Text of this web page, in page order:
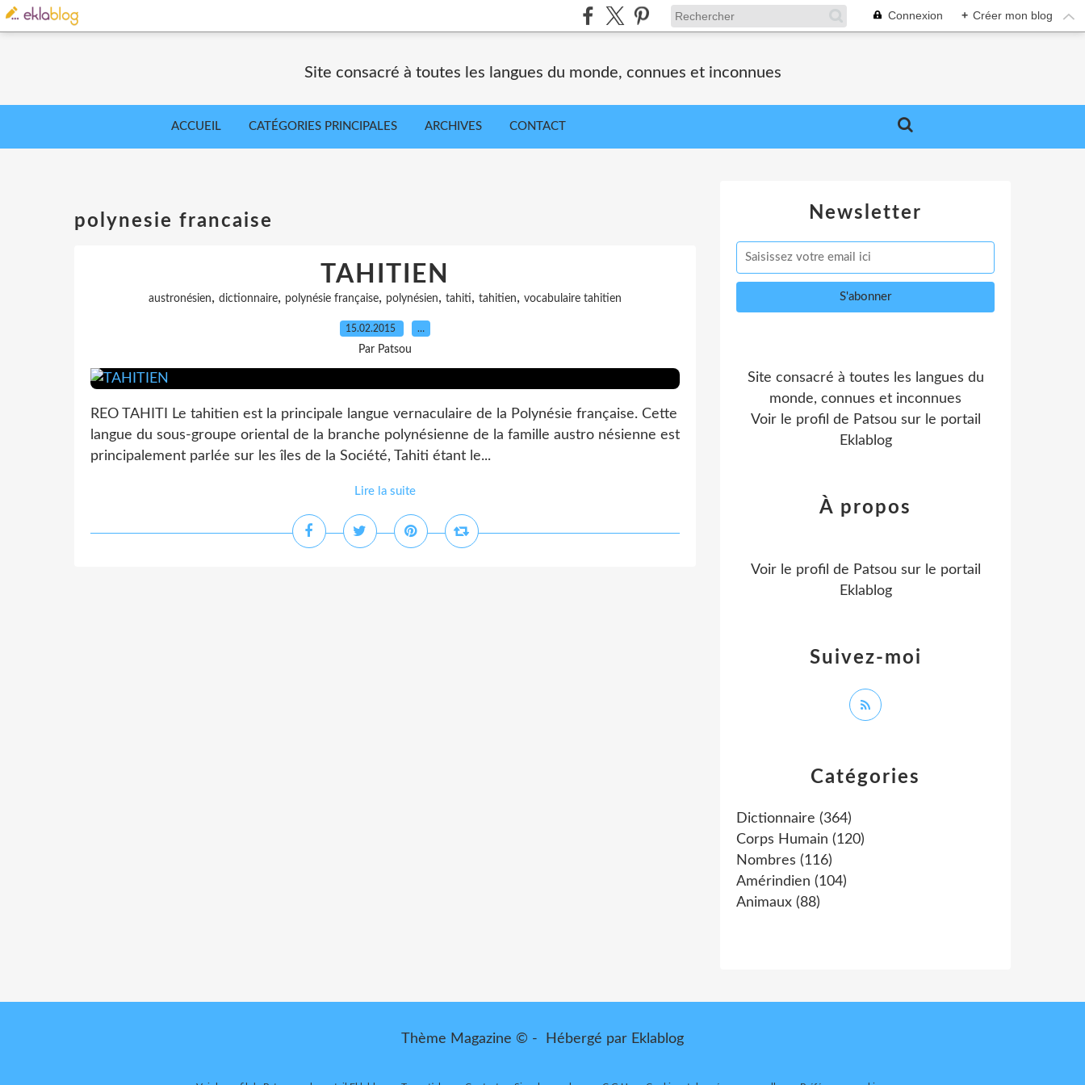
Connexion + Créer mon blog
Site consacré à toutes les langues du monde, connues et inconnues
ACCUEIL CATÉGORIES PRINCIPALES ARCHIVES CONTACT
polynesie francaise
TAHITIEN
austronésien, dictionnaire, polynésie française, polynésien, tahiti, tahitien, vocabulaire tahitien
15.02.2015 …
Par Patsou
REO TAHITI Le tahitien est la principale langue vernaculaire de la Polynésie française. Cette
langue du sous-groupe oriental de la branche polynésienne de la famille austro nésienne est
principalement parlée sur les îles de la Société, Tahiti étant le...
Lire la suite
Newsletter
Catégories
Dictionnaire (364)
Corps Humain (120)
Nombres (116)
Amérindien (104)
Animaux (88)
Site consacré à toutes les langues du
monde, connues et inconnues
Voir le profil de Patsou sur le portail
Eklablog
Suivez-moi
À propos
Voir le profil de Patsou sur le portail
Eklablog
Thème Magazine © - Hébergé par Eklablog